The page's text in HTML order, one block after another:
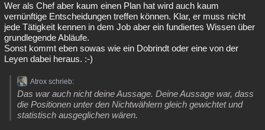
Wer als Chef aber kaum einen Plan hat wird auch kaum
vernünftige Entscheidungen treffen können. Klar, er muss nicht
jede Tätigkeit kennen in dem Job aber ein fundiertes Wissen über
grundlegende Abläufe.
Sonst kommt eben sowas wie ein Dobrindt oder eine von der
Leyen dabei heraus. :-)
Atrox schrieb:
Das war auch nicht deine Aussage. Deine Aussage war, dass
die Positionen unter den Nichtwählern gleich gewichtet und
statistisch ausgeglichen wären.